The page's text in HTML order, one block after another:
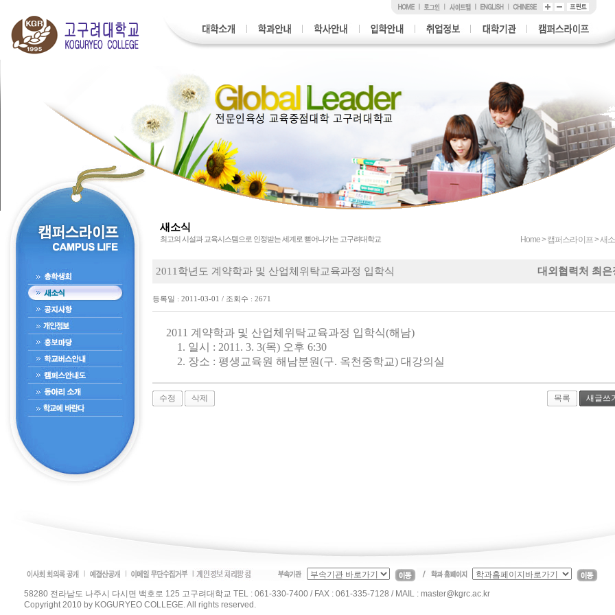
새소식
최고의 시설과 교육시스템으로 인정받는 세계로 뻗어나가는 고구려대학교 Home > 캠퍼스라이프 > 새
2011학년도 계약학과 및 산업체위탁교육과정 입학식 대외협력처 최은
등록일 : 2011-03-01 / 조회수 : 2671
2011 계약학과 및 산업체위탁교육과정 입학식(해남)
1. 일시 : 2011. 3. 3(목) 오후 6:30
2. 장소 : 평생교육원 해남분원(구. 옥천중학교) 대강의실
수정 삭제 목록 새글쓰
58280 전라남도 나주시 다시면 백호로 125 고구려대학교 TEL : 061-330-7400 / FAX : 061-335-7128 / MAIL : master@kgrc.ac.kr
Copyright 2010 by KOGURYEO COLLEGE. All rights reserved.